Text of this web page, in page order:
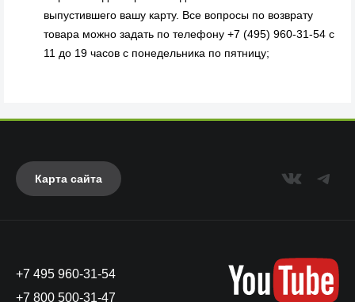
выпустившего вашу карту. Все вопросы по возврату
товара можно задать по телефону +7 (495) 960-31-54 с
11 до 19 часов с понедельника по пятницу;
Карта сайта
+7 495 960-31-54
+7 800 500-31-47